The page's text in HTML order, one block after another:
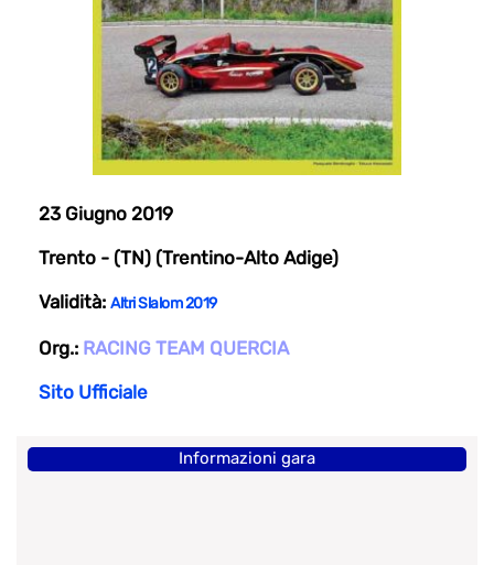
23 Giugno 2019
Trento - (TN) (Trentino-Alto Adige)
Validità: Altri Slalom 2019
Org.: RACING TEAM QUERCIA
Sito Ufficiale
Informazioni gara